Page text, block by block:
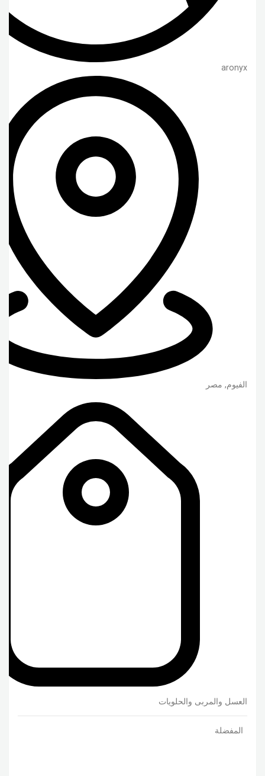
aronyx
الفيوم, مصر
العسل والمربى والحلويات
المفضلة